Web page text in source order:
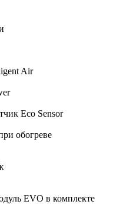
Air
Eco Sensor
обогреве
EVO в комплекте